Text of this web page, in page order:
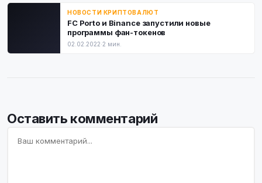
НОВОСТИ КРИПТОВАЛЮТ
FC Porto и Binance запустили новые
программы фан-токенов
02.02.2022·2 мин.
Оставить комментарий